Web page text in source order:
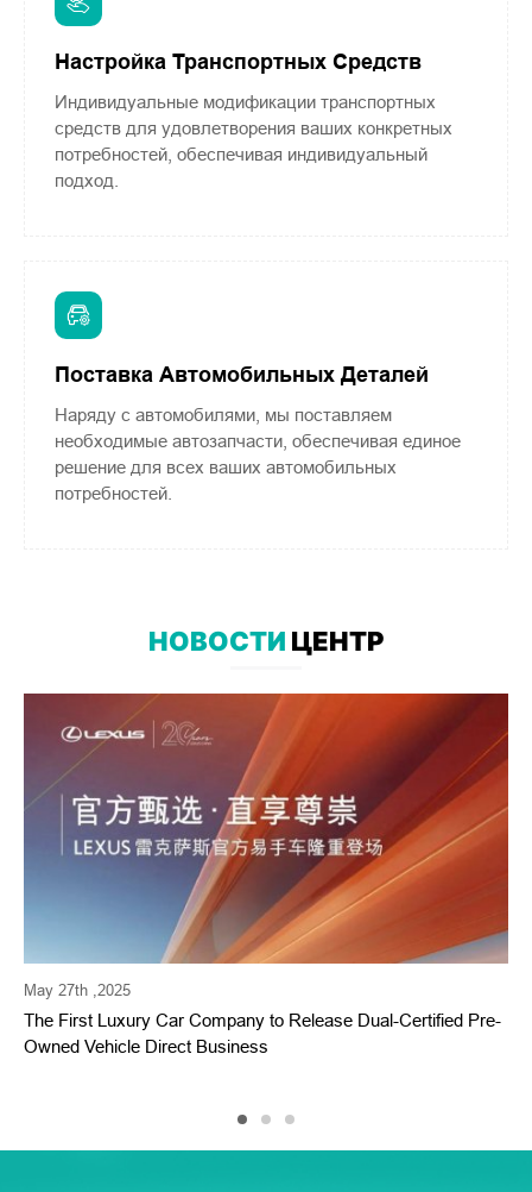
Настройка Транспортных Средств
Индивидуальные модификации транспортных
средств для удовлетворения ваших конкретных
потребностей, обеспечивая индивидуальный
подход.
Поставка Автомобильных Деталей
Наряду с автомобилями, мы поставляем
необходимые автозапчасти, обеспечивая единое
решение для всех ваших автомобильных
потребностей.
НОВОСТИЦЕНТР
May 27th ,2025
The First Luxury Car Company to Release Dual-Certified Pre-
Owned Vehicle Direct Business